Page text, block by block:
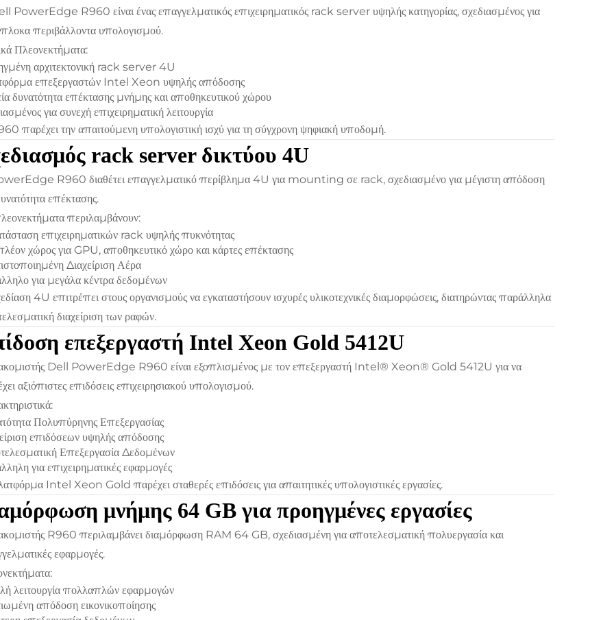
PowerEdge R960 είναι ένας επαγγελματικός επιχειρηματικός rack server υψηλής κατηγορίας, σχεδιασμένος για
περιβάλλοντα υπολογισμού.
Πλεονεκτήματα:
αρχιτεκτονική rack server 4U
επεξεργαστών Intel Xeon υψηλής απόδοσης
δυνατότητα επέκτασης μνήμης και αποθηκευτικού χώρου
για συνεχή επιχειρηματική λειτουργία
παρέχει την απαιτούμενη υπολογιστική ισχύ για τη σύγχρονη ψηφιακή υποδομή.
rack server δικτύου 4U
R960 διαθέτει επαγγελματικό περίβλημα 4U για mounting σε rack, σχεδιασμένο για μέγιστη απόδοση
επέκτασης.
περιλαμβάνουν:
επιχειρηματικών rack υψηλής πυκνότητας
χώρος για GPU, αποθηκευτικό χώρο και κάρτες επέκτασης
Διαχείριση Αέρα
για μεγάλα κέντρα δεδομένων
4U επιτρέπει στους οργανισμούς να εγκαταστήσουν ισχυρές υλικοτεχνικές διαμορφώσεις, διατηρώντας παράλληλα
διαχείριση των ραφών.
επεξεργαστή Intel Xeon Gold 5412U
Dell PowerEdge R960 είναι εξοπλισμένος με τον επεξεργαστή Intel® Xeon® Gold 5412U για να
αξιόπιστες επιδόσεις επιχειρησιακού υπολογισμού.
Πολυπύρηνης Επεξεργασίας
επιδόσεων υψηλής απόδοσης
Επεξεργασία Δεδομένων
για επιχειρηματικές εφαρμογές
Intel Xeon Gold παρέχει σταθερές επιδόσεις για απαιτητικές υπολογιστικές εργασίες.
μνήμης 64 GB για προηγμένες εργασίες
R960 περιλαμβάνει διαμόρφωση RAM 64 GB, σχεδιασμένη για αποτελεσματική πολυεργασία και
εφαρμογές.
λειτουργία πολλαπλών εφαρμογών
απόδοση εικονικοποίησης